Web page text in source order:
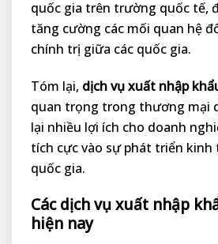
quốc gia trên trường quốc tế,
tăng cường các mối quan hệ
chính trị giữa các quốc gia.
Tóm lại, dịch vụ xuất nhập
quan trọng trong thương mại
lại nhiều lợi ích cho doanh
tích cực vào sự phát triển kinh
quốc gia.
Các dịch vụ xuất nhập
hiện nay